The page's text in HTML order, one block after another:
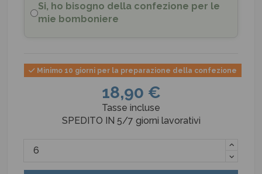
Si, ho bisogno della confezione per le
mie bomboniere
Minimo 10 giorni per la preparazione della confezione
18,90 €
Tasse incluse
SPEDITO IN 5/7 giorni lavorativi